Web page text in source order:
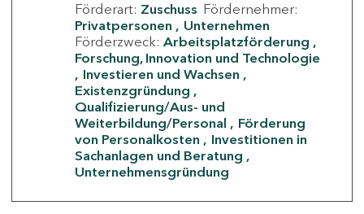
Förderart: Zuschuss Fördernehmer:
Privatpersonen
Unternehmen
Förderzweck: Arbeitsplatzförderung
Forschung, Innovation und Technologie
Investieren und Wachsen
Existenzgründung
Qualifizierung/Aus- und
Weiterbildung/Personal
Förderung
von Personalkosten
Investitionen in
Sachanlagen und Beratung
Unternehmensgründung